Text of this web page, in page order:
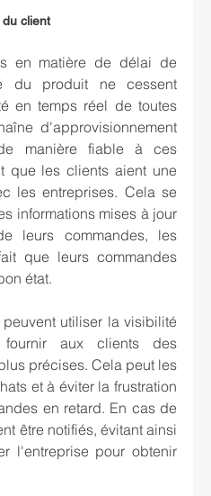
client
en matière de délai de
du produit ne cessent
en temps réel de toutes
d'approvisionnement
manière fiable à ces
que les clients aient une
les entreprises. Cela se
informations mises à jour
leurs commandes, les
que leurs commandes
état.
utiliser la visibilité
aux clients des
précises. Cela peut les
et à éviter la frustration
en retard. En cas de
être notifiés, évitant ainsi
l'entreprise pour obtenir